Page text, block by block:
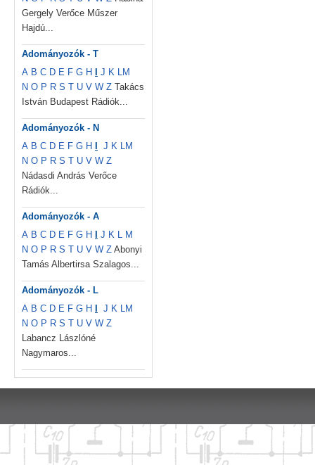
Gergely Verőce Műszer
Hajdú...
Adományozók - T
A B C D E F G H J K LM
N O P R S T U V W Z Takács
István Budapest Rádiók...
Adományozók - N
A B C D E F G H J K LM
N O P R S T U V W Z
Nádasdi András Verőce
Rádiók...
Adományozók - A
A B C D E F G H J K L M
N O P R S T U V W Z Abonyi
Tamás Albertirsa Szalagos...
Adományozók - L
A B C D E F G H J K LM
N O P R S T U V W Z
Labancz Lászlóné
Nagymaros...